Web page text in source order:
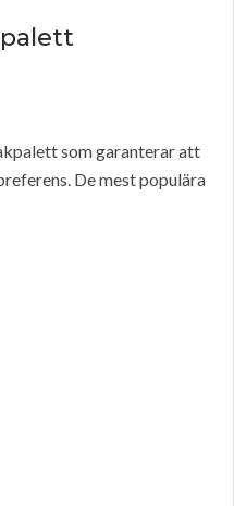
som garanterar att
De mest populära